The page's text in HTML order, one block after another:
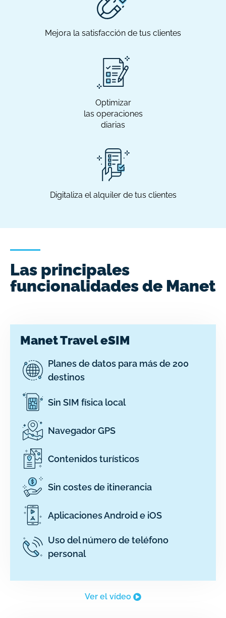
Mejora la satisfacción de tus clientes
Optimizar
las operaciones
diarias
Digitaliza el alquiler de tus clientes
Las principales
funcionalidades de Manet
Manet Travel eSIM
Planes de datos para más de 200
destinos
Sin SIM física local
Navegador GPS
Contenidos turísticos
Sin costes de itinerancia
Aplicaciones Android e iOS
Uso del número de teléfono
personal
Ver el vídeo